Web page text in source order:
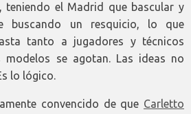
teniendo el Madrid que bascular y
buscando un resquicio, lo que
tanto a jugadores y técnicos
modelos se agotan. Las ideas no
lo lógico.
convencido de que Carletto